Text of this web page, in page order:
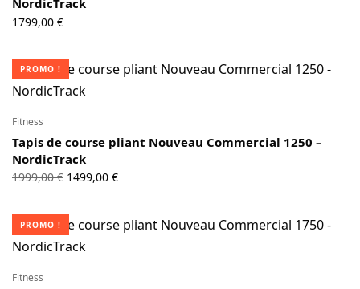
NordicTrack
1799,00 €
PROMO !
Fitness
Tapis de course pliant Nouveau Commercial 1250 –
NordicTrack
1999,00€ Le prix
était :
1999,00 €.
1499,00 €Le prix
1499,00 €.
PROMO !
Fitness